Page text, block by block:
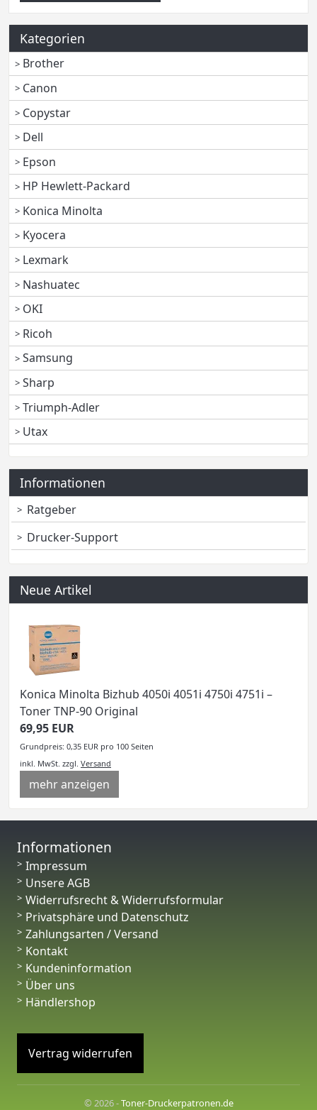
Kategorien
Brother
Canon
Copystar
Dell
Epson
HP Hewlett-Packard
Konica Minolta
Kyocera
Lexmark
Nashuatec
OKI
Ricoh
Samsung
Sharp
Triumph-Adler
Utax
Informationen
Ratgeber
Drucker-Support
Neue Artikel
Konica Minolta Bizhub 4050i 4051i 4750i 4751i –
Toner TNP-90 Original
69,95 EUR
Grundpreis: 0,35 EUR pro 100 Seiten
inkl. MwSt. zzgl. Versand
mehr anzeigen
Informationen
Impressum
Unsere AGB
Widerrufsrecht & Widerrufsformular
Privatsphäre und Datenschutz
Zahlungsarten / Versand
Kontakt
Kundeninformation
Über uns
Händlershop
Vertrag widerrufen
© 2026 -Toner-Druckerpatronen.de